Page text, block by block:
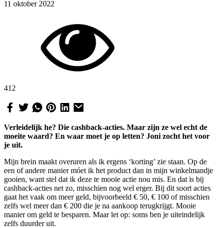
11 oktober 2022
412
Verleidelijk he? Die cashback-acties. Maar zijn ze wel echt de
moeite waard? En waar moet je op letten? Joni zocht het voor
je uit.
Mijn brein maakt overuren als ik ergens ‘korting’ zie staan. Op de
een of andere manier móet ik het product dan in mijn winkelmandje
gooien, want stel dat ik deze te mooie actie nou mis. En dat is bij
cashback-acties net zo, misschien nog wel erger. Bij dit soort acties
gaat het vaak om meer geld, bijvoorbeeld € 50, € 100 of misschien
zelfs wel meer dan € 200 die je na aankoop terugkrijgt. Mooie
manier om geld te besparen. Maar let op: soms ben je uiteindelijk
zelfs duurder uit.